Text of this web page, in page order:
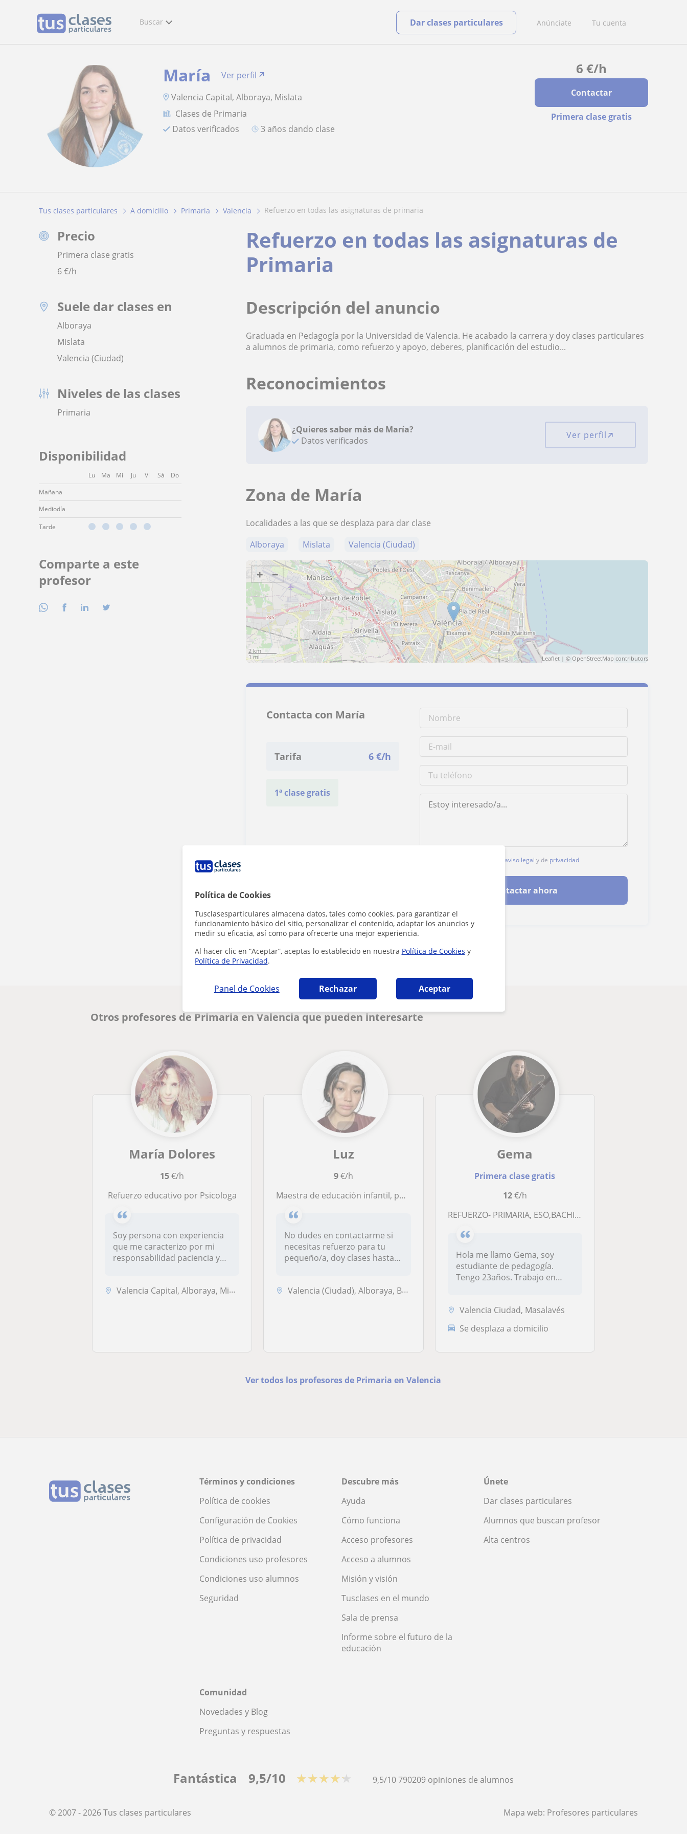
Política de Cookies
Tusclasesparticulares almacena datos, tales como cookies, para garantizar el
funcionamiento básico del sitio, personalizar el contenido, adaptar los anuncios y
medir su eficacia, así como para ofrecerte una mejor experiencia.
Al hacer clic en “Aceptar”, aceptas lo establecido en nuestra Política de Cookies y
Política de Privacidad.
Panel de Cookies Rechazar Aceptar
Buscar Anúnciate Tu cuenta
Dar clases particulares
6 €/h
Contactar
Primera clase gratis
María
Ver perfil
Valencia Capital, Alboraya, Mislata
Clases de Primaria
Datos verificados
3 años dando clase
Tus clases particulares A domicilio Primaria Valencia refuerzo en todas las asignaturas de primaria
Precio
Primera clase gratis
6€/h
Suele dar clases en
Alboraya
Mislata
Valencia (Ciudad)
Niveles de las clases
Primaria
Disponibilidad
Lu Ma Mi Ju Vi Sá
Do
Mañana
Mediodía
Tarde
Comparte a este
profesor
Refuerzo en todas las asignaturas de
Primaria
Descripción del anuncio
Graduada en Pedagogía por la Universidad de Valencia. He acabado la carrera y doy clases particulares
a alumnos de primaria, como refuerzo y apoyo, deberes, planificación del estudio...
Reconocimientos
¿Quieres saber más de María?
Datos verificados
Ver perfil
Zona de María
Localidades a las que se desplaza para dar clase
Alboraya
Mislata Valencia (Ciudad)
+ −
2 km
1 mi
Leaflet| © OpenStreetMap contributors
Contacta con María
Tarifa 6 €/h
1ª clase gratis
aviso legal y de privacidad
Contactar ahora
Otros profesores de Primaria en Valencia que pueden interesarte
María Dolores
15€/h
Refuerzo educativo por Psicologa
Soy persona con experiencia
que me caracterizo por mi
responsabilidad paciencia y
Valencia Capital, Alboraya, Mislata, Xirivella
Luz
9€/h
Maestra de educación infantil, puedo desplazarme para el apoyo escolar
No dudes en contactarme si
necesitas refuerzo para tu
pequeño/a, doy clases hasta
Valencia (Ciudad), Alboraya, Burjassot, Tavernes Blanques, Vinalesa
Gema
Primera clase gratis
12€/h
REFUERZO- PRIMARIA, ESO,BACHILLER, MÚSICA
Hola me llamo Gema, soy
estudiante de pedagogía.
Tengo 23años. Trabajo en
Valencia Ciudad, Masalavés
Se desplaza a domicilio
Ver todos los profesores de Primaria en Valencia
Términos y condiciones
Política de cookies
Configuración de Cookies
Política de privacidad
Condiciones uso profesores
Condiciones uso alumnos
Seguridad
Descubre más
Ayuda
Cómo funciona
Acceso profesores
Acceso a alumnos
Misión y visión
Tusclases en el mundo
Sala de prensa
Informe sobre el futuro de la
educación
Únete
Dar clases particulares
Alumnos que buscan profesor
Alta centros
Comunidad
Novedades y Blog
Preguntas y respuestas
Fantástica 9,5/10 ★★★★★ 9,5/10790209 opiniones de alumnos
© 2007 - 2026 Tus clases particulares Mapa web: Profesores particulares